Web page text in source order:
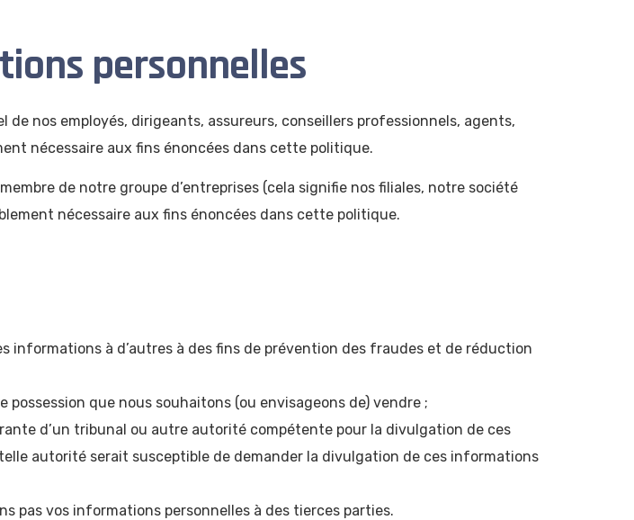
personnelles
nos employés, dirigeants, assureurs, conseillers professionnels, agents,
nécessaire aux fins énoncées dans cette politique.
de notre groupe d’entreprises (cela signifie nos filiales, notre société
nécessaire aux fins énoncées dans cette politique.
à d’autres à des fins de prévention des fraudes et de réduction
que nous souhaitons (ou envisageons de) vendre ;
d’un tribunal ou autre autorité compétente pour la divulgation de ces
autorité serait susceptible de demander la divulgation de ces informations
pas vos informations personnelles à des tierces parties.